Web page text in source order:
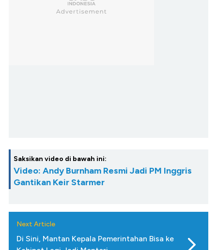
Saksikan video di bawah ini:
Video: Andy Burnham Resmi Jadi PM Inggris
Gantikan Keir Starmer
Next Article
Di Sini, Mantan Kepala Pemerintahan Bisa ke